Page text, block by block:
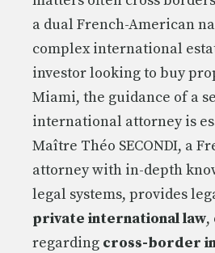
a dual French-American
complex international
investor looking to buy
Miami, the guidance of a
international attorney is
Maître Théo SECONDI, a
attorney with in-depth
legal systems, provides
private international law,
regarding cross-border